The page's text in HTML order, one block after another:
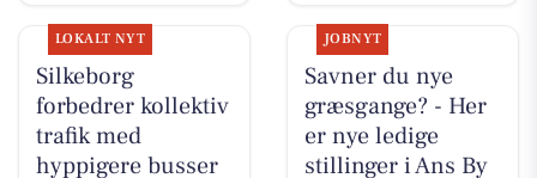
LOKALT NYT
Silkeborg
forbedrer kollektiv
trafik med
hyppigere busser
JOBNYT
Savner du nye
græsgange? - Her
er nye ledige
stillinger i Ans By